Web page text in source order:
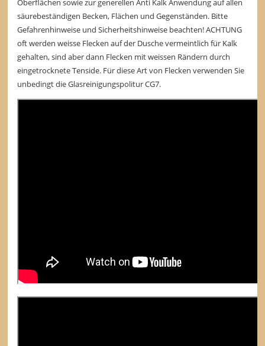
Oberflächen sowie zur generellen Anti Kalk Anwendung auf allen
säurebeständigen Becken, Flächen und Gegenständen. Bitte
Gefahrenhinweise und Sicherheitshinweise beachten! ACHTUNG
oft werden weisse Flecken auf der Dusche vermeintlich für Kalk
gehalten, sind aber dann Flecken mit weissen Rändern durch
eingetrocknete Tenside. Für diese Art von Flecken verwenden Sie
unbedingt die Glasreinigungspolitur CG7.